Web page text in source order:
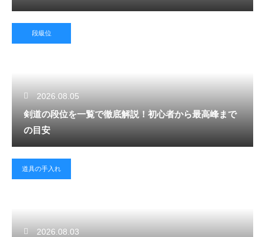
段級位
2026.08.05
剣道の段位を一覧で徹底解説！初心者から最高峰まで
の目安
道具の手入れ
2026.08.03